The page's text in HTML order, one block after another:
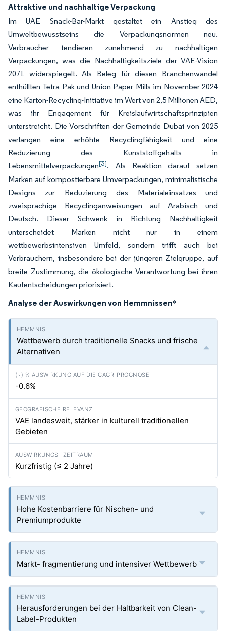
Attraktive und nachhaltige Verpackung
Im UAE Snack-Bar-Markt gestaltet ein Anstieg des
Umweltbewusstseins die Verpackungsnormen neu.
Verbraucher tendieren zunehmend zu nachhaltigen
Verpackungen, was die Nachhaltigkeitsziele der VAE-Vision
2071 widerspiegelt. Als Beleg für diesen Branchenwandel
enthüllten Tetra Pak und Union Paper Mills im November 2024
eine Karton-Recycling-Initiative im Wert von 2,5 Millionen AED,
was ihr Engagement für Kreislaufwirtschaftsprinzipien
unterstreicht. Die Vorschriften der Gemeinde Dubai von 2025
verlangen eine erhöhte Recyclingfähigkeit und eine
Reduzierung des Kunststoffgehalts in
Lebensmittelverpackungen[3]. Als Reaktion darauf setzen
Marken auf kompostierbare Umverpackungen, minimalistische
Designs zur Reduzierung des Materialeinsatzes und
zweisprachige Recyclinganweisungen auf Arabisch und
Deutsch. Dieser Schwenk in Richtung Nachhaltigkeit
unterscheidet Marken nicht nur in einem
wettbewerbsintensiven Umfeld, sondern trifft auch bei
Verbrauchern, insbesondere bei der jüngeren Zielgruppe, auf
breite Zustimmung, die ökologische Verantwortung bei ihren
Kaufentscheidungen priorisiert.
Analyse der Auswirkungen von Hemmnissen*
Wettbewerb durch traditionelle Snacks und frische
Alternativen
-0.6%
VAE landesweit, stärker in kulturell traditionellen
Gebieten
Kurzfristig (≤ 2 Jahre)
Hohe Kostenbarriere für Nischen- und
Premiumprodukte
Markt- fragmentierung und intensiver Wettbewerb
Herausforderungen bei der Haltbarkeit von Clean-
Label-Produkten